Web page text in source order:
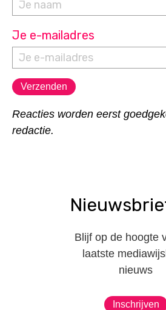
Je e-mailadres
Reacties worden eerst
redactie.
Blijf op de hoogte
laatste
nieuws
Inschrijven